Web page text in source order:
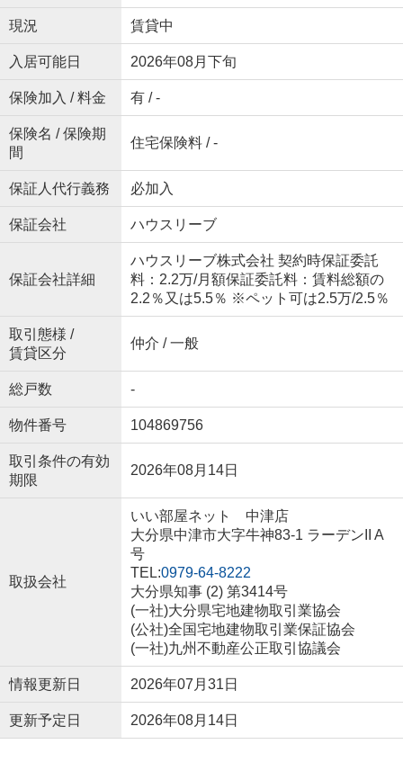
現況 賃貸中
入居可能日 2026年08月下旬
保険加入 / 料金 有 / -
保険名 / 保険期
間
住宅保険料 / -
保証人代行義務 必加入
保証会社 ハウスリーブ
保証会社詳細
ハウスリーブ株式会社 契約時保証委託
料：2.2万/月額保証委託料：賃料総額の
2.2％又は5.5％ ※ペット可は2.5万/2.5％
取引態様 /
賃貸区分
仲介 / 一般
総戸数 -
物件番号 104869756
取引条件の有効
期限
2026年08月14日
取扱会社
いい部屋ネット 中津店
大分県中津市大字牛神83-1 ラーデンII A
号
TEL:0979-64-8222
大分県知事 (2) 第3414号
(一社)大分県宅地建物取引業協会
(公社)全国宅地建物取引業保証協会
(一社)九州不動産公正取引協議会
情報更新日 2026年07月31日
更新予定日 2026年08月14日